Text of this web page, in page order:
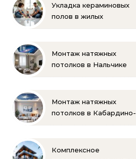
Укладка кераминовых
полов в жилых
Монтаж натяжных
потолков в Нальчике
Монтаж натяжных
потолков в Кабардино-
Комплексное